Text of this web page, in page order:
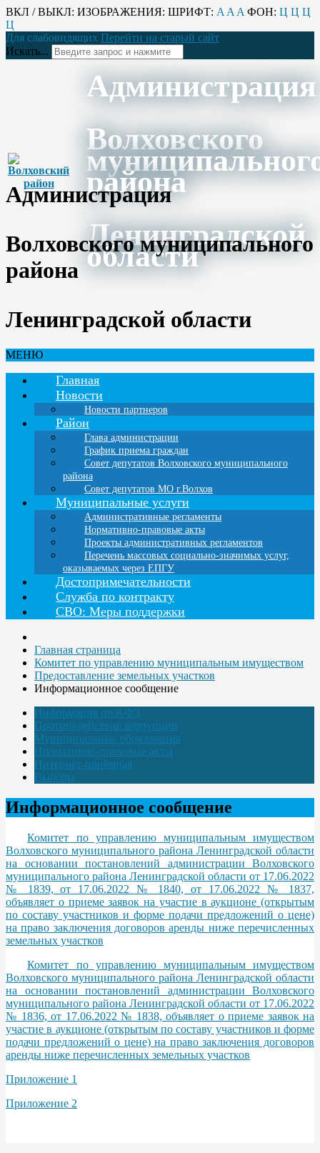
ВКЛ / ВЫКЛ: ИЗОБРАЖЕНИЯ: ШРИФТ: A A A ФОН: Ц Ц Ц
Ц
Для слабовидящих Перейти на старый сайт
Искать...
Администрация
Волховского
района
Ленинградской
области
Администрация
Волховского муниципального
района
Ленинградской области
МЕНЮ
Главная
Новости
Новости партнеров
Район
Глава администрации
График приема граждан
Совет депутатов Волховского муниципального
района
Совет депутатов МО г.Волхов
Муниципальные услуги
Административные регламенты
Нормативно-правовые акты
Проекты административных регламентов
Перечень массовых социально-значимых услуг,
оказываемых через ЕПГУ
Достопримечательности
Служба по контракту
СВО: Меры поддержки
Главная страница
Комитет по управлению муниципальным имуществом
Предоставление земельных участков
Информационное сообщение
Информация по 8-ФЗ
Противодействие коррупции
Муниципальные образования
Нормативно-правовые акты
Интернет-приёмная
Выборы
Информационное сообщение
Комитет по управлению муниципальным имуществом
Волховского муниципального района Ленинградской области
на основании постановлений администрации Волховского
муниципального района Ленинградской области от 17.06.2022
№ 1839, от 17.06.2022 № 1840, от 17.06.2022 № 1837,
объявляет о приеме заявок на участие в аукционе (открытым
по составу участников и форме подачи предложений о цене)
на право заключения договоров аренды ниже перечисленных
земельных участков
Комитет по управлению муниципальным имуществом
Волховского муниципального района Ленинградской области
на основании постановлений администрации Волховского
муниципального района Ленинградской области от 17.06.2022
№ 1836, от 17.06.2022 № 1838, объявляет о приеме заявок на
участие в аукционе (открытым по составу участников и форме
подачи предложений о цене) на право заключения договоров
аренды ниже перечисленных земельных участков
Приложение 1
Приложение 2